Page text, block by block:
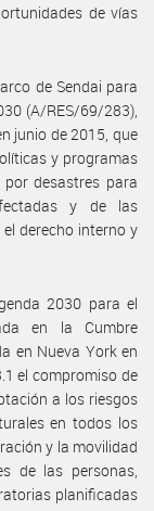
de vías
de Sendai para
(A/RES/69/283),
junio de 2015, que
y programas
desastres para
y de las
derecho interno y
2030 para el
en la Cumbre
en Nueva York en
el compromiso de
a los riesgos
en todos los
y la movilidad
de las personas,
planificadas